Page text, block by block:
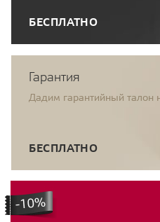
БЕСПЛАТНО
Гарантия
Дадим гарантийный талон
БЕСПЛАТНО